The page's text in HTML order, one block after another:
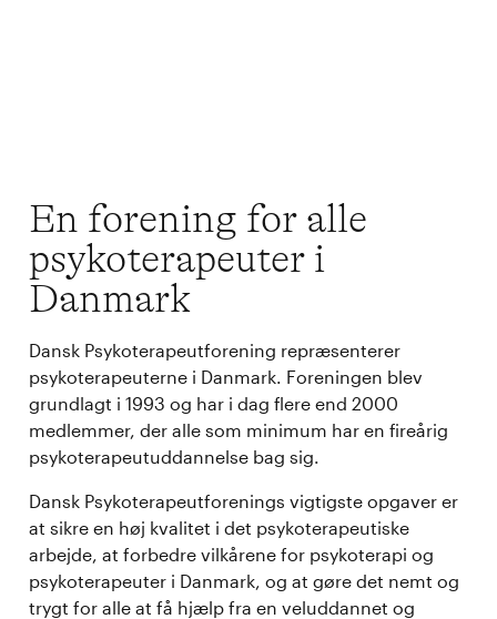
En forening for alle
psykoterapeuter i
Danmark
Dansk Psykoterapeutforening repræsenterer
psykoterapeuterne i Danmark. Foreningen blev
grundlagt i 1993 og har i dag flere end 2000
medlemmer, der alle som minimum har en fireårig
psykoterapeutuddannelse bag sig.
Dansk Psykoterapeutforenings vigtigste opgaver er
at sikre en høj kvalitet i det psykoterapeutiske
arbejde, at forbedre vilkårene for psykoterapi og
psykoterapeuter i Danmark, og at gøre det nemt og
trygt for alle at få hjælp fra en veluddannet og